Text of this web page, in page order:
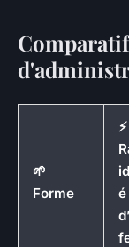
🌱
Forme
⚡
é